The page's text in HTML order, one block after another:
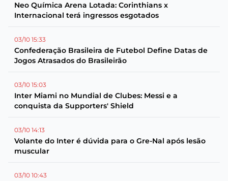
Neo Química Arena Lotada: Corinthians x
Internacional terá ingressos esgotados
03/10 15:33
Confederação Brasileira de Futebol Define Datas de
Jogos Atrasados do Brasileirão
03/10 15:03
Inter Miami no Mundial de Clubes: Messi e a
conquista da Supporters' Shield
03/10 14:13
Volante do Inter é dúvida para o Gre-Nal após lesão
muscular
03/10 10:43